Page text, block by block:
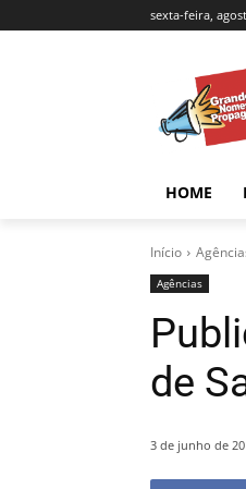
sexta-feira,
HOME
Início
Agências
de
3 de junho de